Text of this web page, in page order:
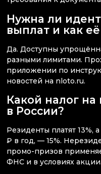
Нужна ли
выплат и как
Да. Доступны
разными лимитами.
приложении по
новостей на nloto.ru.
Какой налог
в России?
Резиденты платят
₽ в год, — 15%.
промо-призов
ФНС и в условиях акции.